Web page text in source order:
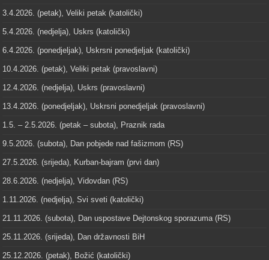
3.4.2026. (petak), Veliki petak (katolički)
5.4.2026. (nedjelja), Uskrs (katolički)
6.4.2026. (ponedjeljak), Uskrsni ponedjeljak (katolički)
10.4.2026. (petak), Veliki petak (pravoslavni)
12.4.2026. (nedjelja), Uskrs (pravoslavni)
13.4.2026. (ponedjeljak), Uskrsni ponedjeljak (pravoslavni)
1.5. – 2.5.2026. (petak – subota), Praznik rada
9.5.2026. (subota), Dan pobjede nad fašizmom (RS)
27.5.2026. (srijeda), Kurban-bajram (prvi dan)
28.6.2026. (nedjelja), Vidovdan (RS)
1.11.2026. (nedjelja), Svi sveti (katolički)
21.11.2026. (subota), Dan uspostave Dejtonskog sporazuma (RS)
25.11.2026. (srijeda), Dan državnosti BiH
25.12.2026. (petak), Božić (katolički)